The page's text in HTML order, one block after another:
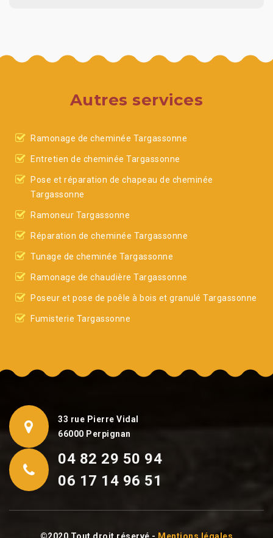
Autres services
Ramonage de cheminée Targassonne
Entretien de cheminée Targassonne
Pose et réparation de chapeau de cheminée
Targassonne
Ramoneur Targassonne
Réparation de cheminée Targassonne
Tunage de cheminée Targassonne
Ramonage de chaudière Targassonne
Poseur et pose de poêle à bois et granulé Targassonne
Fumisterie Targassonne
33 rue Pierre Vidal
66000 Perpignan
04 82 29 50 94
06 17 14 96 51